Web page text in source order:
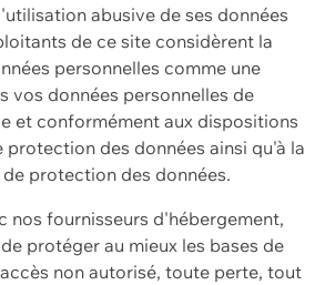
abusive de ses données
de ce site considèrent la
personnelles comme une
vos données personnelles de
et conformément aux dispositions
protection des données ainsi qu'à la
protection des données.
nos fournisseurs d'hébergement,
protéger au mieux les bases de
non autorisé, toute perte, tout